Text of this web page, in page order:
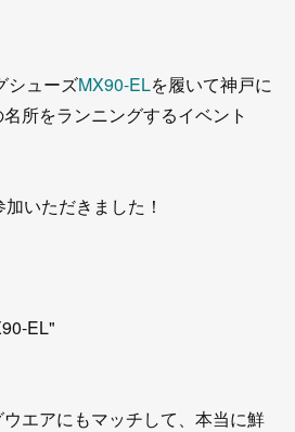
シューズMX90-ELを履いて神戸に
所をランニングするイベント
いただきました！
EL"
エアにもマッチして、本当に鮮